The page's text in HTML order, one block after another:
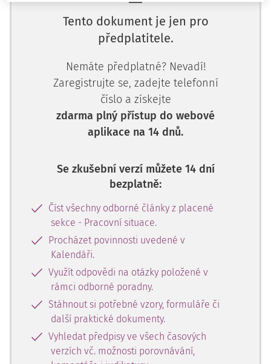
Tento dokument je jen pro
předplatitele.
Nemáte předplatné? Nevadí!
Zaregistrujte se, zadejte telefonní
číslo a získejte
zdarma plný přístup do webové
aplikace na 14 dnů.
Se zkušební verzí můžete 14 dní
bezplatně:
Číst všechny odborné články z placené
sekce - Pracovní situace.
Procházet povinnosti uvedené v
Kalendáři.
Využít odpovědi na otázky položené v
rámci odborné poradny.
Stáhnout si potřebné vzory, formuláře či
další praktické dokumenty.
Vyhledat předpisy ve všech časových
verzích vč. možnosti porovnávání,